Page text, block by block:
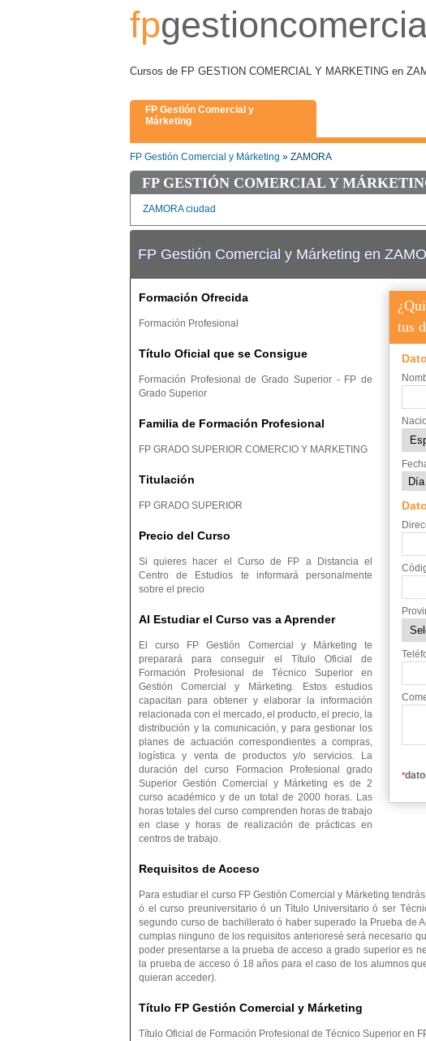
fp
Cursos de FP GESTION COMERCIAL Y MARKETING en
FP Gestión Comercial y
Márketing
FP Gestión Comercial y Márketing » ZAMORA
FP GESTIÓN COMERCIAL Y
ZAMORA ciudad
FP Gestión Comercial y Márketing en
tus
*
Formación Ofrecida
Formación Profesional
Título Oficial que se Consigue
Formación Profesional de Grado Superior - FP de
Grado Superior
Familia de Formación Profesional
FP GRADO SUPERIOR COMERCIO Y MARKETING
Titulación
FP GRADO SUPERIOR
Precio del Curso
Si quieres hacer el Curso de FP a Distancia el
Centro de Estudios te informará personalmente
sobre el precio
Al Estudiar el Curso vas a Aprender
El curso FP Gestión Comercial y Márketing te
preparará para conseguir el Título Oficial de
Formación Profesional de Técnico Superior en
Gestión Comercial y Márketing. Estos estudios
capacitan para obtener y elaborar la información
relacionada con el mercado, el producto, el precio, la
distribución y la comunicación, y para gestionar los
planes de actuación correspondientes a compras,
logística y venta de productos y/o servicios. La
duración del curso Formacion Profesional grado
Superior Gestión Comercial y Márketing es de 2
curso académico y de un total de 2000 horas. Las
horas totales del curso comprenden horas de trabajo
en clase y horas de realización de prácticas en
centros de trabajo.
Requisitos de Acceso
Para estudiar el curso FP Gestión Comercial y Márketing
ó el curso preuniversitario ó un Título Universitario ó ser
segundo curso de bachillerato ó haber superado la Prueba de
cumplas ninguno de los requisitos anterioresé será necesario
poder presentarse a la prueba de acceso a grado superior es
la prueba de acceso ó 18 años para el caso de los alumnos
quieran acceder).
Título FP Gestión Comercial y Márketing
Título Oficial de Formación Profesional de Técnico Superior en